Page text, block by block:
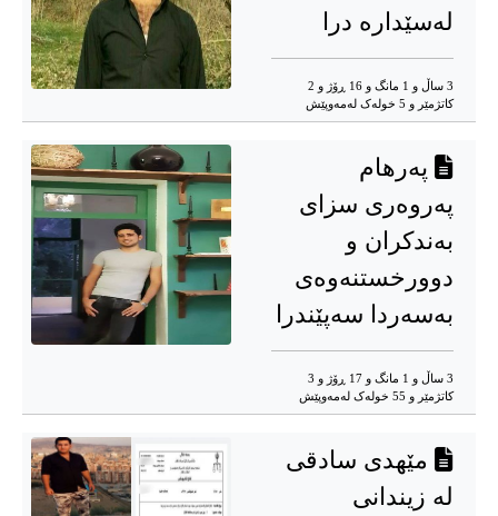
لەسێدارە درا
3 ساڵ و 1 مانگ و 16 ڕۆژ و 2
کاتژمێر و 5 خوله‌ک له‌مه‌وپێش‌
پەرهام
پەروەری سزای
بەندکران و
دوورخستنەوەی
بەسەردا سەپێندرا
3 ساڵ و 1 مانگ و 17 ڕۆژ و 3
کاتژمێر و 55 خوله‌ک له‌مه‌وپێش‌
مێهدی سادقی
لە زیندانی